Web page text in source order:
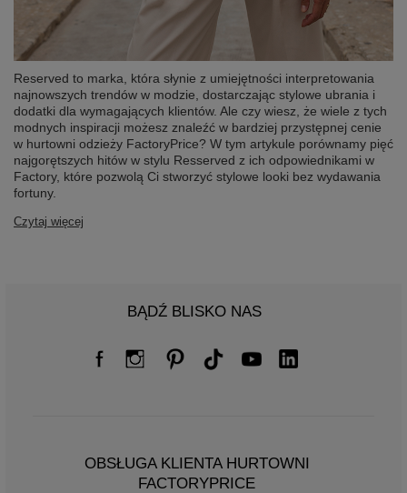
Reserved to marka, która słynie z umiejętności interpretowania
najnowszych trendów w modzie, dostarczając stylowe ubrania i
dodatki dla wymagających klientów. Ale czy wiesz, że wiele z tych
modnych inspiracji możesz znaleźć w bardziej przystępnej cenie
w hurtowni odzieży FactoryPrice? W tym artykule porównamy pięć
najgorętszych hitów w stylu Resserved z ich odpowiednikami w
Factory, które pozwolą Ci stworzyć stylowe looki bez wydawania
fortuny.
Czytaj więcej
BĄDŹ BLISKO NAS
OBSŁUGA KLIENTA HURTOWNI
FACTORYPRICE